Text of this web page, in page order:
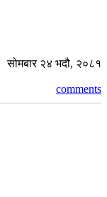
सोमबार २४ भदौ, २०८१
comments